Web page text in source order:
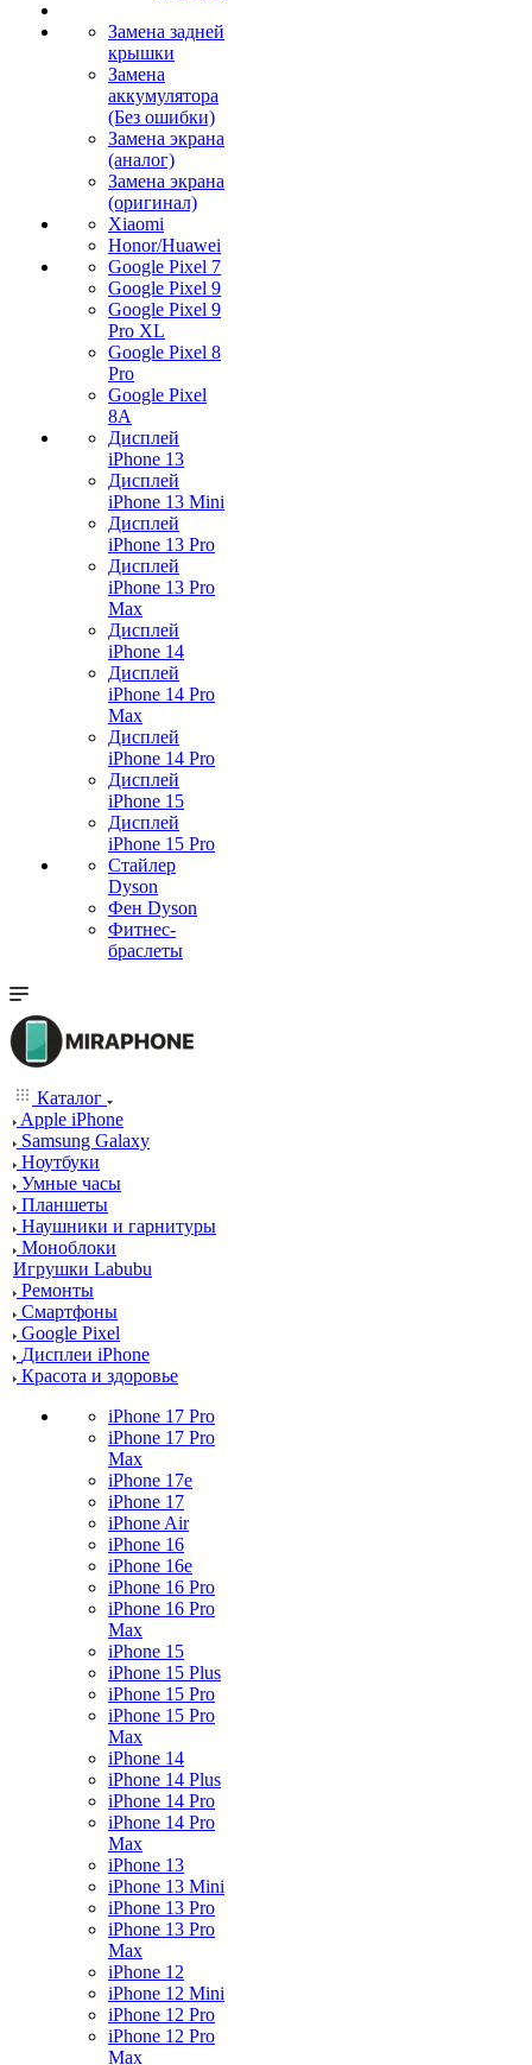
Замена задней
крышки
Замена
аккумулятора
(Без ошибки)
Замена экрана
(аналог)
Замена экрана
(оригинал)
Xiaomi
Honor/Huawei
Google Pixel 7
Google Pixel 9
Google Pixel 9
Pro XL
Google Pixel 8
Pro
Google Pixel
8A
Дисплей
iPhone 13
Дисплей
iPhone 13 Mini
Дисплей
iPhone 13 Pro
Дисплей
iPhone 13 Pro
Max
Дисплей
iPhone 14
Дисплей
iPhone 14 Pro
Max
Дисплей
iPhone 14 Pro
Дисплей
iPhone 15
Дисплей
iPhone 15 Pro
Стайлер
Dyson
Фен Dyson
Фитнес-
браслеты
Каталог
Apple iPhone
Samsung Galaxy
Ноутбуки
Умные часы
Планшеты
Наушники и гарнитуры
Моноблоки
Игрушки Labubu
Ремонты
Смартфоны
Google Pixel
Дисплеи iPhone
Красота и здоровье
iPhone 17 Pro
iPhone 17 Pro
Max
iPhone 17e
iPhone 17
iPhone Air
iPhone 16
iPhone 16e
iPhone 16 Pro
iPhone 16 Pro
Max
iPhone 15
iPhone 15 Plus
iPhone 15 Pro
iPhone 15 Pro
Max
iPhone 14
iPhone 14 Plus
iPhone 14 Pro
iPhone 14 Pro
Max
iPhone 13
iPhone 13 Mini
iPhone 13 Pro
iPhone 13 Pro
Max
iPhone 12
iPhone 12 Mini
iPhone 12 Pro
iPhone 12 Pro
Max